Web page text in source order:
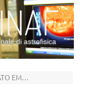
di astrofisica
OSSERVATO IL 19 GIUGNO 2021, È STATO EMESSO DA UNA COLLAPSAR